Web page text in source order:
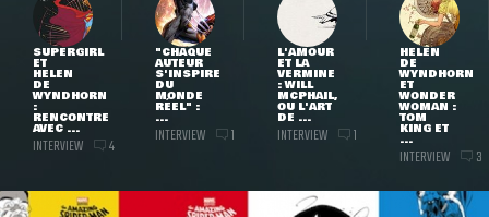
SUPERGIRL
ET
HELEN
DE
WYNDHORN
:
RENCONTRE
AVEC ...
INTERVIEW 4
"CHAQUE
AUTEUR
S'INSPIRE
DU
MONDE
RÉEL" :
...
INTERVIEW 1
L'AMOUR
ET LA
VERMINE
: WILL
MCPHAIL,
OU L'ART
DE ...
INTERVIEW 1
HELEN
DE
WYNDHORN
ET
WONDER
WOMAN :
TOM
KING ET
...
INTERVIEW 3